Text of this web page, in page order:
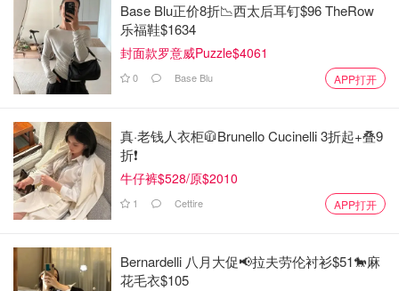
Base Blu正价8折📉西太后耳钉$96 TheRow
乐福鞋$1634
封面款罗意威Puzzle$4061
0 Base Blu APP打开
真·老钱人衣柜🧥Brunello Cucinelli 3折起+叠9
折❗️
牛仔裤$528/原$2010
1 Cettire APP打开
Bernardelli 八月大促📢拉夫劳伦衬衫$51🐎麻
花毛衣$105